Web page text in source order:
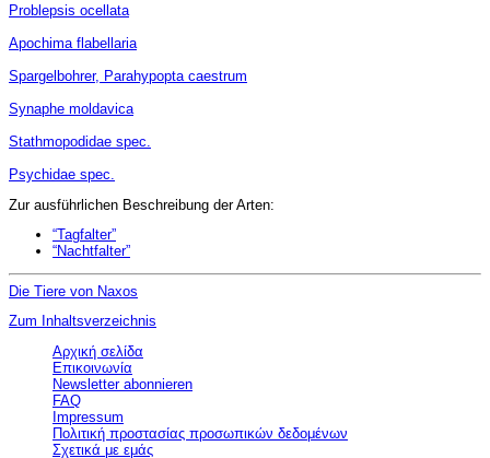
Problepsis ocellata
Apochima flabellaria
Spargelbohrer, Parahypopta caestrum
Synaphe moldavica
Stathmopodidae spec.
Psychidae spec.
Zur ausführlichen Beschreibung der Arten:
“Tagfalter”
“Nachtfalter”
Die Tiere von Naxos
Zum Inhaltsverzeichnis
Αρχική σελίδα
Επικοινωνία
Newsletter abonnieren
FAQ
Impressum
Πολιτική προστασίας προσωπικών δεδομένων
Σχετικά με εμάς